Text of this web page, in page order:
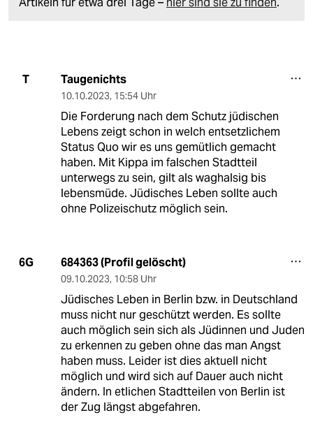
T Taugenichts
10.10.2023, 15:54 Uhr
Die Forderung nach dem Schutz jüdischen
Lebens zeigt schon in welch entsetzlichem
Status Quo wir es uns gemütlich gemacht
haben. Mit Kippa im falschen Stadtteil
unterwegs zu sein, gilt als waghalsig bis
lebensmüde. Jüdisches Leben sollte auch
ohne Polizeischutz möglich sein.
6G 684363 (Profil gelöscht)
09.10.2023, 10:58 Uhr
Jüdisches Leben in Berlin bzw. in Deutschland
muss nicht nur geschützt werden. Es sollte
auch möglich sein sich als Jüdinnen und Juden
zu erkennen zu geben ohne das man Angst
haben muss. Leider ist dies aktuell nicht
möglich und wird sich auf Dauer auch nicht
ändern. In etlichen Stadtteilen von Berlin ist
der Zug längst abgefahren.